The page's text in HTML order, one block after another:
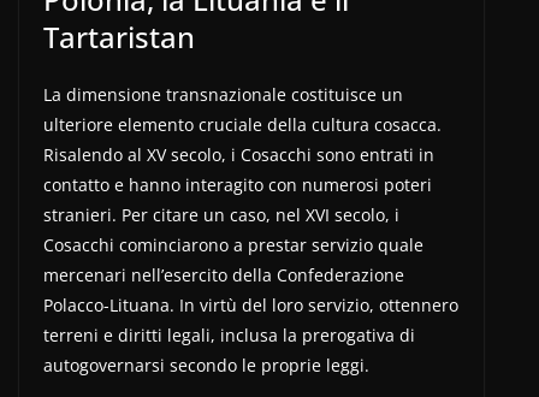
Tartaristan
La dimensione transnazionale costituisce un
ulteriore elemento cruciale della cultura cosacca.
Risalendo al XV secolo, i Cosacchi sono entrati in
contatto e hanno interagito con numerosi poteri
stranieri. Per citare un caso, nel XVI secolo, i
Cosacchi cominciarono a prestar servizio quale
mercenari nell’esercito della Confederazione
Polacco-Lituana. In virtù del loro servizio, ottennero
terreni e diritti legali, inclusa la prerogativa di
autogovernarsi secondo le proprie leggi.